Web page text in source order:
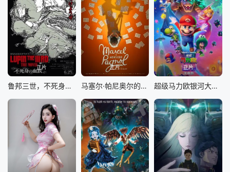
正片
鲁邦三世，不死身的血族
正片
马塞尔·帕尼奥尔的华丽人生
正片
超级马力欧银河大电影